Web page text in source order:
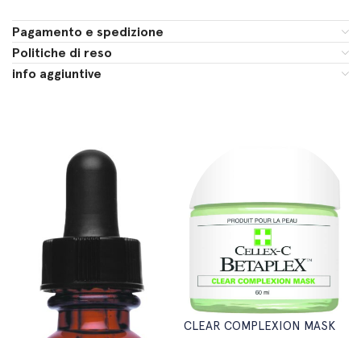
Pagamento e spedizione
Politiche di reso
info aggiuntive
CLEAR COMPLEXION MASK